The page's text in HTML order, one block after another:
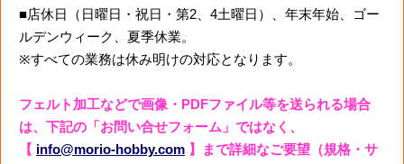
■店休日（日曜日・祝日・第2、4土曜日）、年末年始、ゴー
ルデンウィーク、夏季休業。
※すべての業務は休み明けの対応となります。
フェルト加工などで画像・PDFファイル等を送られる場合
は、下記の「お問い合せフォーム」ではなく、
【 info@morio-hobby.com 】まで詳細なご要望（規格・サ